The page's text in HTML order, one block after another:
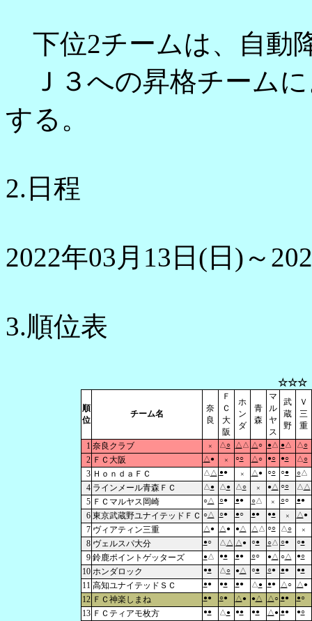
下位2チームは、自動
Ｊ３への昇格チーム
する。
2.日程
2022年03月13日(日)～
3.順位表
☆☆☆
順
位
チーム名
奈
良
Ｆ
Ｃ
大
阪
ホ
ン
ダ
青
森
マ
ル
ヤ
ス
武
蔵
野
Ｖ
三
重
1 奈良クラブ × △○ △ △ △○ ●△ ●△ △○
2 ＦＣ大阪 △ ● × ○○ △○ ●○ ●○ △○
3 ＨｏｎｄａＦＣ △ △ ●● × △ ● ○○ ○● ○△
4 ラインメール青森ＦＣ △ ● △ ● △ ○ × ● △ ○○ △ △
5 ＦＣマルヤス岡崎 ○△ ○● ●● ○△ × ○○ ●●
6 東京武蔵野ユナイテッドＦＣ ○△ ○● ●○ ●● ●● × △ ●
7 ヴィアティン三重 △ ● △ ● ●△ △ △ ○○ △○ ×
8 ヴェルスパ大分 ●○ △ △ △ ● ○● ○△ ○● ○●
9 鈴鹿ポイントゲッターズ ●△ ●● ●● ○○ ●△ ○△ ●○
10 ホンダロック ●● △ ○ ● △ ○● ○● ●● ●●
11 高知ユナイテッドＳＣ ●● ●● ●● △ ● ●● △○ △ ●
12 ＦＣ神楽しまね ●● ○● △ ● ● △ △ ○ ●● ●○
13 ＦＣティアモ枚方 ●● △ ● ●● ●● △ ● ●● ●○